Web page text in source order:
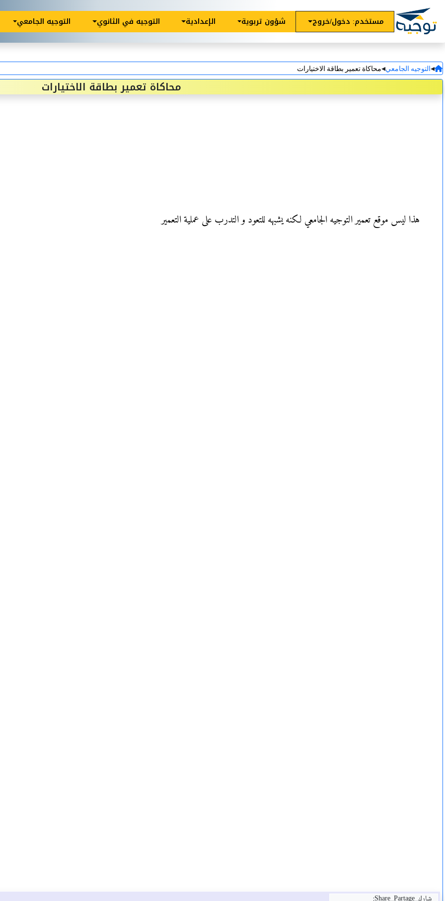
مستخدم: دخول/خروج شؤون تربوية الإعدادية التوجيه في الثانوي التوجيه الجامعي
◂التوجيه الجامعي◂محاكاة تعمير بطاقة الاختيارات
محاكاة تعمير بطاقة الاختيارات
هذا ليس موقع تعمير التوجيه الجامعي لكنه يشبهه للتعود و التدرب على عملية التعمير